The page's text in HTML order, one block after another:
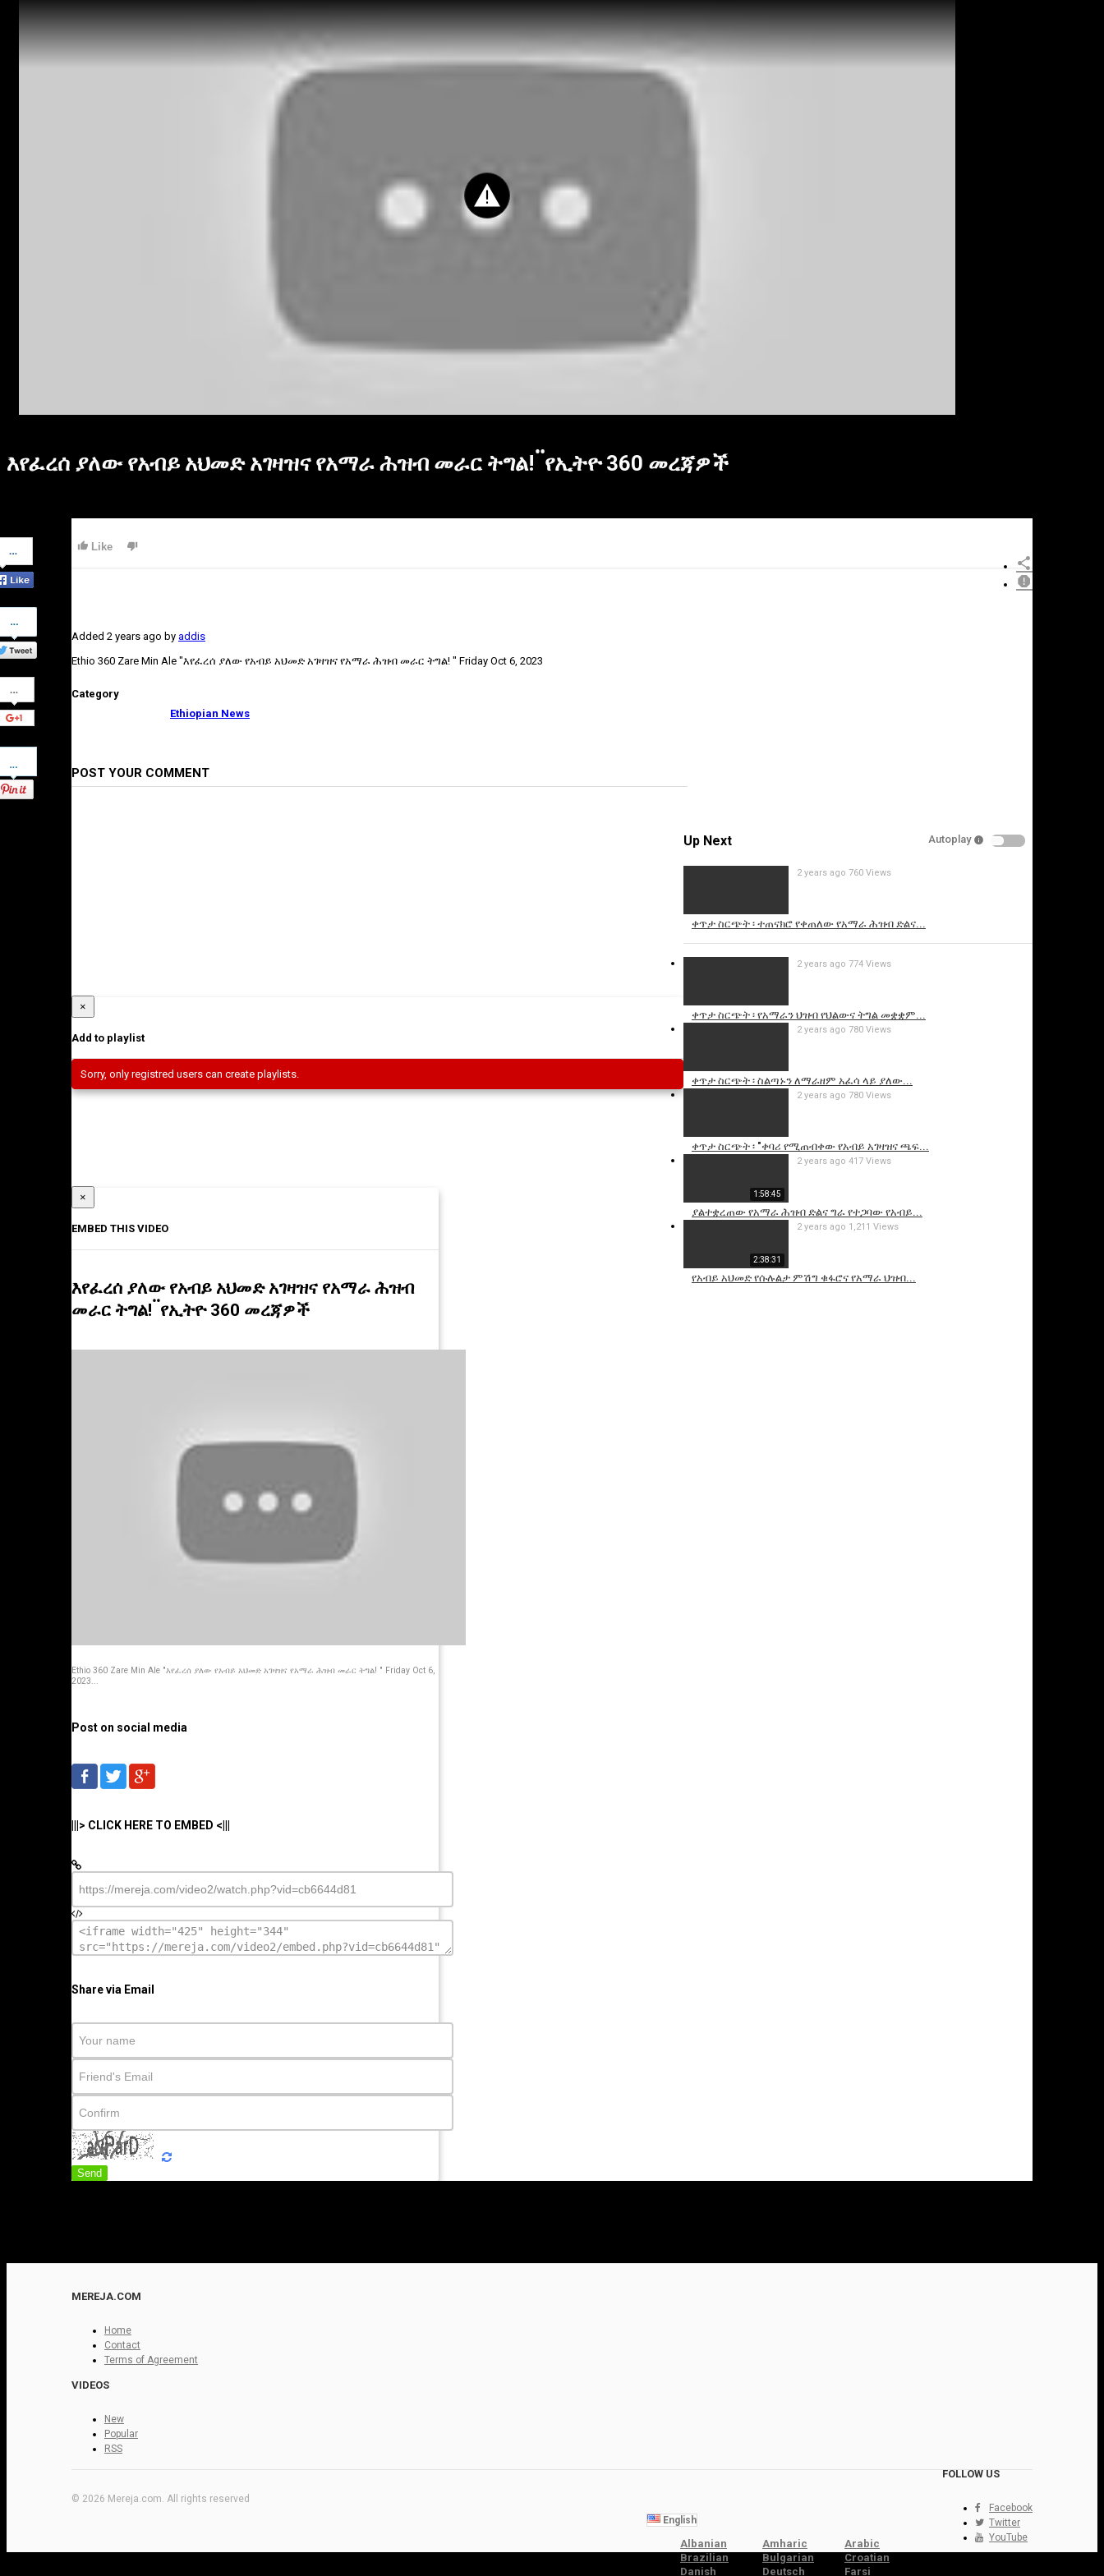
እየፈረሰ ያለው የአብይ አህመድ አገዛዝና የአማራ ሕዝብ መራር ትግል! ፟ የኢትዮ 360 መረጃዎች
on
Facebook
Share
on
Twitter
Share
on
Google+
Pinterest
Like
Added 2 years ago by addis
Ethio 360 Zare Min Ale "እየፈረሰ ያለው የአብይ አህመድ አገዛዝና የአማራ ሕዝብ መራር ትግል! " Friday Oct 6, 2023
Category
Ethiopian News
POST YOUR COMMENT
Up Next Autoplay
ቀጥታ ስርጭት ፡ ተጠናክሮ የቀጠለው የአማራ ሕዝብ ድልና...
2 years ago 760 Views
ቀጥታ ስርጭት ፡ የአማራን ህዝብ የህልውና ትግል መቋቋም...
2 years ago 774 Views
ቀጥታ ስርጭት ፡ ስልጣኑን ለማራዘም አፈሳ ላይ ያለው...
2 years ago 780 Views
ቀጥታ ስርጭት ፡ "ቀባሪ የሚጠብቀው የአብይ አገዛዝና ጫፍ...
2 years ago 780 Views
1:58:45
ያልተቋረጠው የአማራ ሕዝብ ድልና ግራ የተጋባው የአብይ...
2 years ago 417 Views
2:38:31
የአብይ አህመድ የሱሉልታ ምሽግ ቁፋሮና የአማራ ህዝብ...
2 years ago 1,211 Views
×
Add to playlist
Sorry, only registred users can create playlists.
×
EMBED THIS VIDEO
እየፈረሰ ያለው የአብይ አህመድ አገዛዝና የአማራ ሕዝብ
መራር ትግል! ፟ የኢትዮ 360 መረጃዎች
Ethio 360 Zare Min Ale "እየፈረሰ ያለው የአብይ አህመድ አገዛዝና የአማራ ሕዝብ መራር ትግል! " Friday Oct 6,
2023...
Post on social media
|||> CLICK HERE TO EMBED <|||
Share via Email
Send
MEREJA.COM
Home
Contact
Terms of Agreement
VIDEOS
New
Popular
RSS
FOLLOW US
Facebook
Twitter
YouTube
© 2026 Mereja.com. All rights reserved
English
Albanian Amharic
Arabic
Brazilian
Bulgarian
Croatian
Danish
Deutsch Farsi